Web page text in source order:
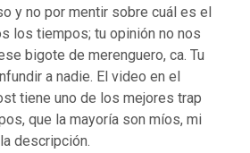
y no por mentir sobre cuál es el
los tiempos; tu opinión no nos
bigote de merenguero, ca. Tu
a nadie. El video en el
tiene uno de los mejores trap
que la mayoría son míos, mi
descripción.